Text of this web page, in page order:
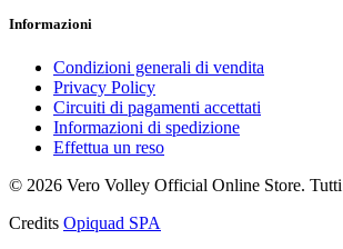
Informazioni
Condizioni generali di vendita
Privacy Policy
Circuiti di pagamenti accettati
Informazioni di spedizione
Effettua un reso
© 2026 Vero Volley Official Online Store.
Credits Opiquad SPA